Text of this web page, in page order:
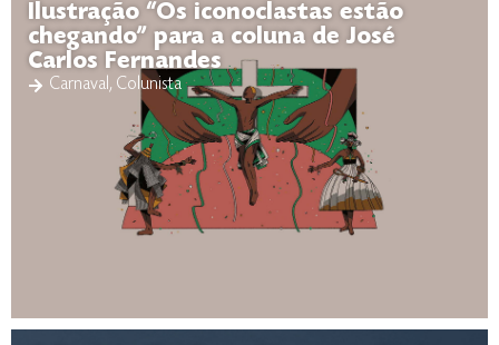
Ilustração “Os iconoclastas estão
chegando” para a coluna de José
Carlos Fernandes
Carnaval , Colunista